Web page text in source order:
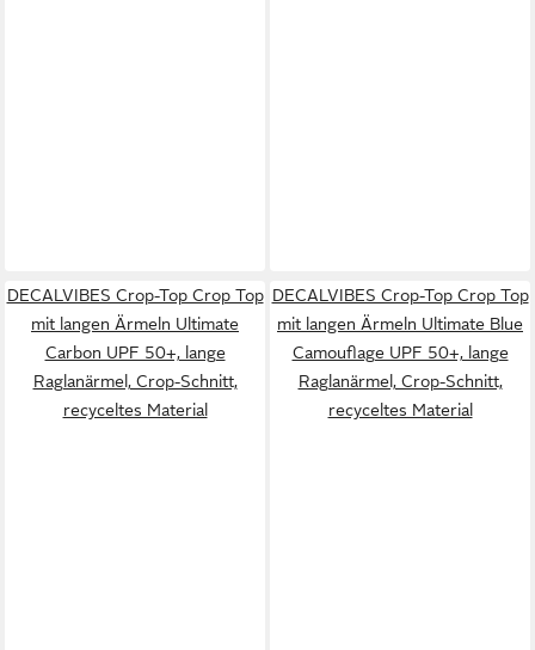
DECALVIBES Crop-Top Crop Top
mit langen Ärmeln Ultimate
Carbon UPF 50+, lange
Raglanärmel, Crop-Schnitt,
recyceltes Material
DECALVIBES Crop-Top Crop Top
mit langen Ärmeln Ultimate Blue
Camouflage UPF 50+, lange
Raglanärmel, Crop-Schnitt,
recyceltes Material